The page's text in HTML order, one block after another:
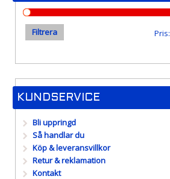
Filtrera Pris:
KUNDSERVICE
Bli uppringd
Så handlar du
Köp & leveransvillkor
Retur & reklamation
Kontakt